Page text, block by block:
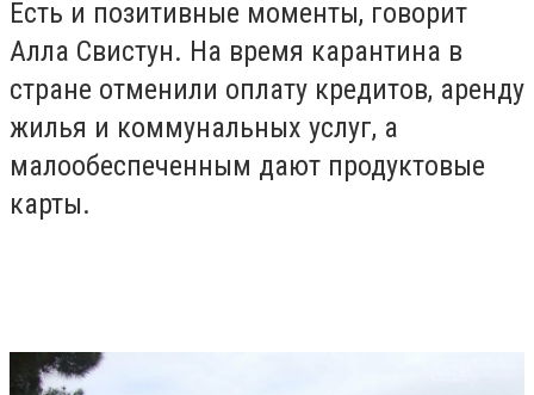
Есть и позитивные моменты, говорит
Алла Свистун. На время карантина в
стране отменили оплату кредитов, аренду
жилья и коммунальных услуг, а
малообеспеченным дают продуктовые
карты.